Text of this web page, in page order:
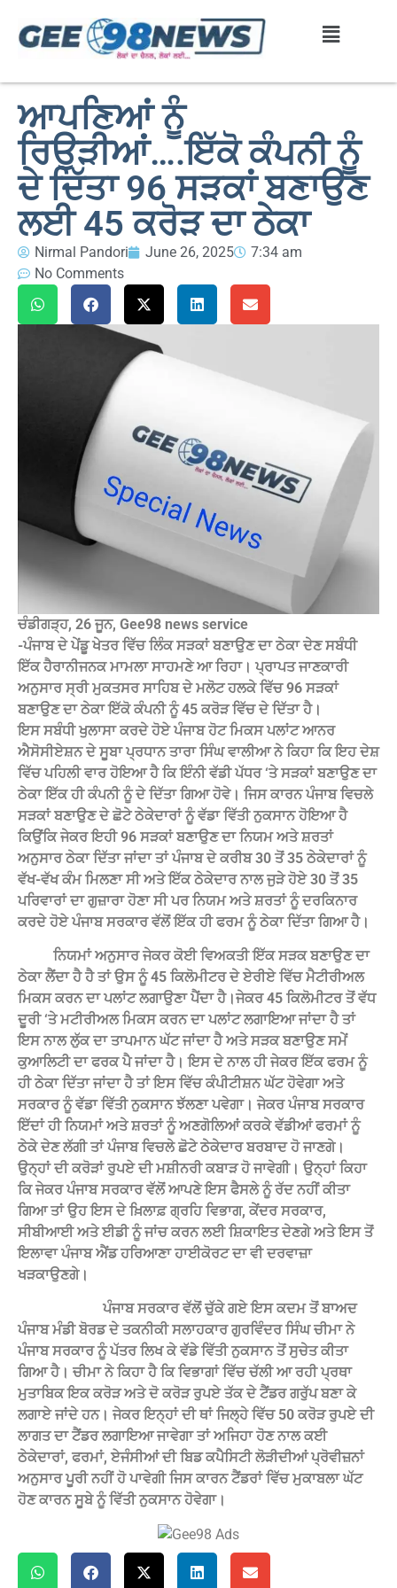
ਆਪਣਿਆਂ ਨੂੰ
ਰਿਉੜੀਆਂ….ਇੱਕੋ ਕੰਪਨੀ ਨੂੰ
ਦੇ ਦਿੱਤਾ 96 ਸੜਕਾਂ ਬਣਾਉਣ
ਲਈ 45 ਕਰੋੜ ਦਾ ਠੇਕਾ
Nirmal Pandori June 26, 2025
7:34 am
No Comments
ਚੰਡੀਗੜ੍ਹ, 26 ਜੂਨ, Gee98 news service
-ਪੰਜਾਬ ਦੇ ਪੇਂਡੂ ਖੇਤਰ ਵਿੱਚ ਲਿੰਕ ਸੜਕਾਂ ਬਣਾਉਣ ਦਾ ਠੇਕਾ ਦੇਣ ਸਬੰਧੀ
ਇੱਕ ਹੈਰਾਨੀਜਨਕ ਮਾਮਲਾ ਸਾਹਮਣੇ ਆ ਰਿਹਾ। ਪ੍ਰਾਪਤ ਜਾਣਕਾਰੀ
ਅਨੁਸਾਰ ਸ੍ਰੀ ਮੁਕਤਸਰ ਸਾਹਿਬ ਦੇ ਮਲੋਟ ਹਲਕੇ ਵਿੱਚ 96 ਸੜਕਾਂ
ਬਣਾਉਣ ਦਾ ਠੇਕਾ ਇੱਕੋ ਕੰਪਨੀ ਨੂੰ 45 ਕਰੋੜ ਵਿੱਚ ਦੇ ਦਿੱਤਾ ਹੈ।
ਇਸ ਸਬੰਧੀ ਖੁਲਾਸਾ ਕਰਦੇ ਹੋਏ ਪੰਜਾਬ ਹੋਟ ਮਿਕਸ ਪਲਾਂਟ ਆਨਰ
ਐਸੋਸੀਏਸ਼ਨ ਦੇ ਸੂਬਾ ਪ੍ਰਧਾਨ ਤਾਰਾ ਸਿੰਘ ਵਾਲੀਆ ਨੇ ਕਿਹਾ ਕਿ ਇਹ ਦੇਸ਼
ਵਿੱਚ ਪਹਿਲੀ ਵਾਰ ਹੋਇਆ ਹੈ ਕਿ ਇੰਨੀ ਵੱਡੀ ਪੱਧਰ ‘ਤੇ ਸੜਕਾਂ ਬਣਾਉਣ ਦਾ
ਠੇਕਾ ਇੱਕ ਹੀ ਕੰਪਨੀ ਨੂੰ ਦੇ ਦਿੱਤਾ ਗਿਆ ਹੋਵੇ। ਜਿਸ ਕਾਰਨ ਪੰਜਾਬ ਵਿਚਲੇ
ਸੜਕਾਂ ਬਣਾਉਣ ਦੇ ਛੋਟੇ ਠੇਕੇਦਾਰਾਂ ਨੂੰ ਵੱਡਾ ਵਿੱਤੀ ਨੁਕਸਾਨ ਹੋਇਆ ਹੈ
ਕਿਉਂਕਿ ਜੇਕਰ ਇਹੀ 96 ਸੜਕਾਂ ਬਣਾਉਣ ਦਾ ਨਿਯਮ ਅਤੇ ਸ਼ਰਤਾਂ
ਅਨੁਸਾਰ ਠੇਕਾ ਦਿੱਤਾ ਜਾਂਦਾ ਤਾਂ ਪੰਜਾਬ ਦੇ ਕਰੀਬ 30 ਤੋਂ 35 ਠੇਕੇਦਾਰਾਂ ਨੂੰ
ਵੱਖ-ਵੱਖ ਕੰਮ ਮਿਲਣਾ ਸੀ ਅਤੇ ਇੱਕ ਠੇਕੇਦਾਰ ਨਾਲ ਜੁੜੇ ਹੋਏ 30 ਤੋਂ 35
ਪਰਿਵਾਰਾਂ ਦਾ ਗੁਜ਼ਾਰਾ ਹੋਣਾ ਸੀ ਪਰ ਨਿਯਮ ਅਤੇ ਸ਼ਰਤਾਂ ਨੂੰ ਦਰਕਿਨਾਰ
ਕਰਦੇ ਹੋਏ ਪੰਜਾਬ ਸਰਕਾਰ ਵੱਲੋਂ ਇੱਕ ਹੀ ਫਰਮ ਨੂੰ ਠੇਕਾ ਦਿੱਤਾ ਗਿਆ ਹੈ।
ਨਿਯਮਾਂ ਅਨੁਸਾਰ ਜੇਕਰ ਕੋਈ ਵਿਅਕਤੀ ਇੱਕ ਸੜਕ ਬਣਾਉਣ ਦਾ
ਠੇਕਾ ਲੈਂਦਾ ਹੈ ਹੈ ਤਾਂ ਉਸ ਨੂੰ 45 ਕਿਲੋਮੀਟਰ ਦੇ ਏਰੀਏ ਵਿੱਚ ਮੈਟੀਰੀਅਲ
ਮਿਕਸ ਕਰਨ ਦਾ ਪਲਾਂਟ ਲਗਾਉਣਾ ਪੈਂਦਾ ਹੈ।ਜੇਕਰ 45 ਕਿਲੋਮੀਟਰ ਤੋਂ ਵੱਧ
ਦੂਰੀ ‘ਤੇ ਮਟੀਰੀਅਲ ਮਿਕਸ ਕਰਨ ਦਾ ਪਲਾਂਟ ਲਗਾਇਆ ਜਾਂਦਾ ਹੈ ਤਾਂ
ਇਸ ਨਾਲ ਲੁੱਕ ਦਾ ਤਾਪਮਾਨ ਘੱਟ ਜਾਂਦਾ ਹੈ ਅਤੇ ਸੜਕ ਬਣਾਉਣ ਸਮੇਂ
ਕੁਆਲਿਟੀ ਦਾ ਫਰਕ ਪੈ ਜਾਂਦਾ ਹੈ। ਇਸ ਦੇ ਨਾਲ ਹੀ ਜੇਕਰ ਇੱਕ ਫਰਮ ਨੂੰ
ਹੀ ਠੇਕਾ ਦਿੱਤਾ ਜਾਂਦਾ ਹੈ ਤਾਂ ਇਸ ਵਿੱਚ ਕੰਪੀਟੀਸ਼ਨ ਘੱਟ ਹੋਵੇਗਾ ਅਤੇ
ਸਰਕਾਰ ਨੂੰ ਵੱਡਾ ਵਿੱਤੀ ਨੁਕਸਾਨ ਝੱਲਣਾ ਪਵੇਗਾ। ਜੇਕਰ ਪੰਜਾਬ ਸਰਕਾਰ
ਇੱਦਾਂ ਹੀ ਨਿਯਮਾਂ ਅਤੇ ਸ਼ਰਤਾਂ ਨੂੰ ਅਣਗੋਲਿਆਂ ਕਰਕੇ ਵੱਡੀਆਂ ਫਰਮਾਂ ਨੂੰ
ਠੇਕੇ ਦੇਣ ਲੱਗੀ ਤਾਂ ਪੰਜਾਬ ਵਿਚਲੇ ਛੋਟੇ ਠੇਕੇਦਾਰ ਬਰਬਾਦ ਹੋ ਜਾਣਗੇ।
ਉਨ੍ਹਾਂ ਦੀ ਕਰੋੜਾਂ ਰੁਪਏ ਦੀ ਮਸ਼ੀਨਰੀ ਕਬਾੜ ਹੋ ਜਾਵੇਗੀ। ਉਨ੍ਹਾਂ ਕਿਹਾ
ਕਿ ਜੇਕਰ ਪੰਜਾਬ ਸਰਕਾਰ ਵੱਲੋਂ ਆਪਣੇ ਇਸ ਫੈਸਲੇ ਨੂੰ ਰੱਦ ਨਹੀਂ ਕੀਤਾ
ਗਿਆ ਤਾਂ ਉਹ ਇਸ ਦੇ ਖ਼ਿਲਾਫ਼ ਗ੍ਰਹਿ ਵਿਭਾਗ, ਕੇਂਦਰ ਸਰਕਾਰ,
ਸੀਬੀਆਈ ਅਤੇ ਈਡੀ ਨੂੰ ਜਾਂਚ ਕਰਨ ਲਈ ਸ਼ਿਕਾਇਤ ਦੇਣਗੇ ਅਤੇ ਇਸ ਤੋਂ
ਇਲਾਵਾ ਪੰਜਾਬ ਐਂਡ ਹਰਿਆਣਾ ਹਾਈਕੋਰਟ ਦਾ ਵੀ ਦਰਵਾਜ਼ਾ
ਖੜਕਾਉਣਗੇ।
ਪੰਜਾਬ ਸਰਕਾਰ ਵੱਲੋਂ ਚੁੱਕੇ ਗਏ ਇਸ ਕਦਮ ਤੋਂ ਬਾਅਦ
ਪੰਜਾਬ ਮੰਡੀ ਬੋਰਡ ਦੇ ਤਕਨੀਕੀ ਸਲਾਹਕਾਰ ਗੁਰਵਿੰਦਰ ਸਿੰਘ ਚੀਮਾ ਨੇ
ਪੰਜਾਬ ਸਰਕਾਰ ਨੂੰ ਪੱਤਰ ਲਿਖ ਕੇ ਵੱਡੇ ਵਿੱਤੀ ਨੁਕਸਾਨ ਤੋਂ ਸੁਚੇਤ ਕੀਤਾ
ਗਿਆ ਹੈ। ਚੀਮਾ ਨੇ ਕਿਹਾ ਹੈ ਕਿ ਵਿਭਾਗਾਂ ਵਿੱਚ ਚੱਲੀ ਆ ਰਹੀ ਪ੍ਰਥਾ
ਮੁਤਾਬਿਕ ਇਕ ਕਰੋੜ ਅਤੇ ਦੋ ਕਰੋੜ ਰੁਪਏ ਤੱਕ ਦੇ ਟੈਂਡਰ ਗਰੁੱਪ ਬਣਾ ਕੇ
ਲਗਾਏ ਜਾਂਦੇ ਹਨ। ਜੇਕਰ ਇਨ੍ਹਾਂ ਦੀ ਥਾਂ ਜਿਲ੍ਹੇ ਵਿੱਚ 50 ਕਰੋੜ ਰੁਪਏ ਦੀ
ਲਾਗਤ ਦਾ ਟੈਂਡਰ ਲਗਾਇਆ ਜਾਵੇਗਾ ਤਾਂ ਅਜਿਹਾ ਹੋਣ ਨਾਲ ਕਈ
ਠੇਕੇਦਾਰਾਂ, ਫਰਮਾਂ, ਏਜੰਸੀਆਂ ਦੀ ਬਿਡ ਕਪੈਸਿਟੀ ਲੋੜੀਦੀਆਂ ਪ੍ਰੋਵੀਜ਼ਨਾਂ
ਅਨੁਸਾਰ ਪੂਰੀ ਨਹੀਂ ਹੋ ਪਾਵੇਗੀ ਜਿਸ ਕਾਰਨ ਟੈਂਡਰਾਂ ਵਿੱਚ ਮੁਕਾਬਲਾ ਘੱਟ
ਹੋਣ ਕਾਰਨ ਸੂਬੇ ਨੂੰ ਵਿੱਤੀ ਨੁਕਸਾਨ ਹੋਵੇਗਾ।